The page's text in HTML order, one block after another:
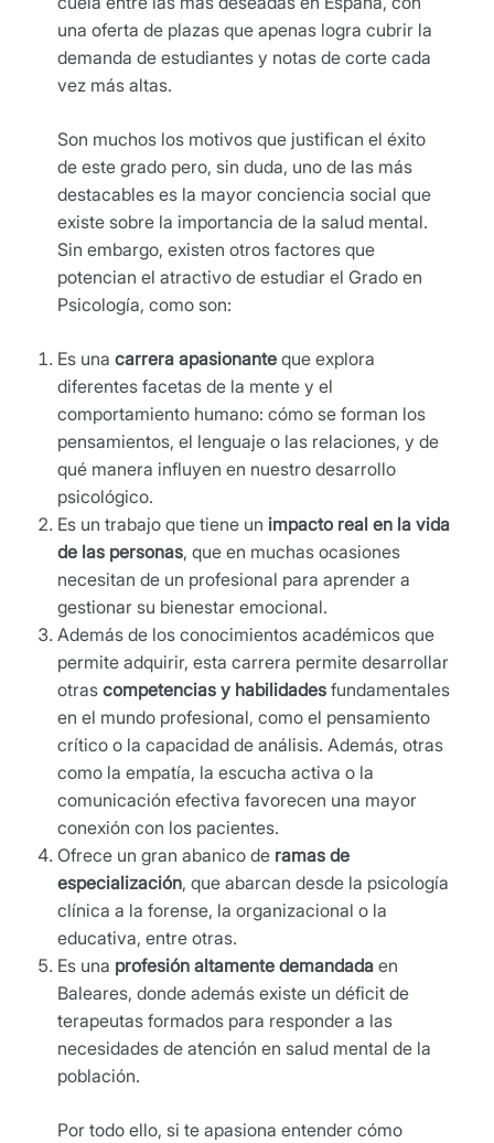
una oferta de plazas que apenas logra cubrir la
demanda de estudiantes y notas de corte cada
vez más altas.
Son muchos los motivos que justifican el éxito
de este grado pero, sin duda, uno de las más
destacables es la mayor conciencia social que
existe sobre la importancia de la salud mental.
Sin embargo, existen otros factores que
potencian el atractivo de estudiar el Grado en
Psicología, como son:
Es una carrera apasionante que explora
diferentes facetas de la mente y el
comportamiento humano: cómo se forman los
pensamientos, el lenguaje o las relaciones, y de
qué manera influyen en nuestro desarrollo
psicológico.
Es un trabajo que tiene un impacto real en la vida
de las personas, que en muchas ocasiones
necesitan de un profesional para aprender a
gestionar su bienestar emocional.
Además de los conocimientos académicos que
permite adquirir, esta carrera permite desarrollar
otras competencias y habilidades fundamentales
en el mundo profesional, como el pensamiento
crítico o la capacidad de análisis. Además, otras
como la empatía, la escucha activa o la
comunicación efectiva favorecen una mayor
conexión con los pacientes.
Ofrece un gran abanico de ramas de
especialización, que abarcan desde la psicología
clínica a la forense, la organizacional o la
educativa, entre otras.
Es una profesión altamente demandada en
Baleares, donde además existe un déficit de
terapeutas formados para responder a las
necesidades de atención en salud mental de la
población.
Por todo ello, si te apasiona entender cómo